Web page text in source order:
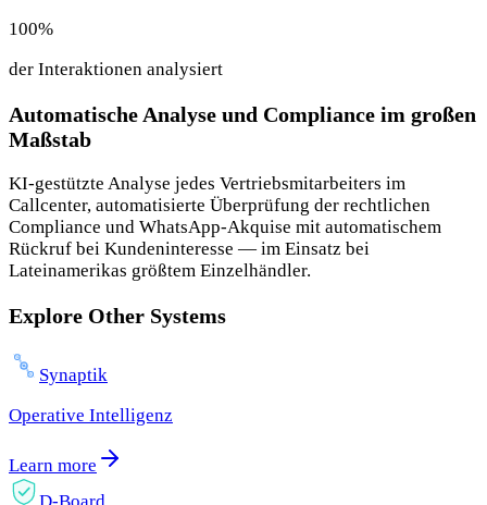
100%
der Interaktionen analysiert
Automatische Analyse und Compliance im großen
Maßstab
KI-gestützte Analyse jedes Vertriebsmitarbeiters im
Callcenter, automatisierte Überprüfung der rechtlichen
Compliance und WhatsApp-Akquise mit automatischem
Rückruf bei Kundeninteresse — im Einsatz bei
Lateinamerikas größtem Einzelhändler.
Explore Other Systems
Synaptik
Operative Intelligenz
Learn more